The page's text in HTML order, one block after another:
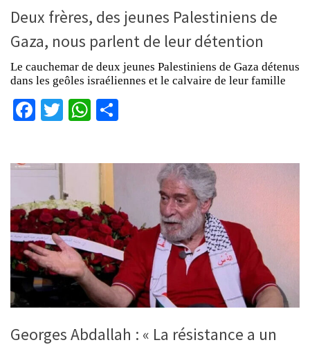
Deux frères, des jeunes Palestiniens de
Gaza, nous parlent de leur détention
Le cauchemar de deux jeunes Palestiniens de Gaza détenus
dans les geôles israéliennes et le calvaire de leur famille
Facebook
TwitterWhatsApp
Georges Abdallah : « La résistance a un